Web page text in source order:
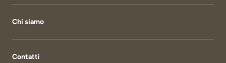
Chi siamo
Contatti